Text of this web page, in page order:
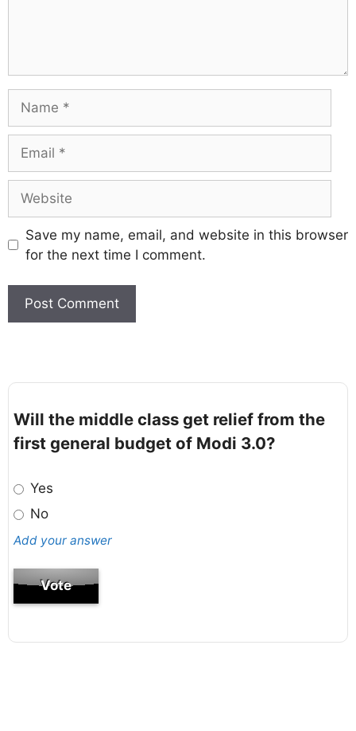
Save my name, email, and website in this browser
for the next time I comment.
Will the middle class get relief from the
first general budget of Modi 3.0?
Yes
No
Add your answer